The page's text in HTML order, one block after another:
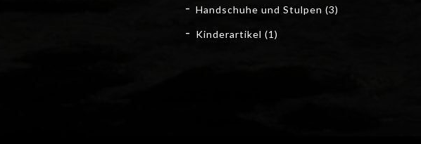
Handschuhe und Stulpen (3)
Kinderartikel (1)